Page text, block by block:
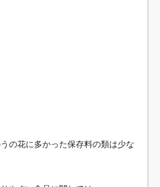
の花に多かった保存料の類は少な